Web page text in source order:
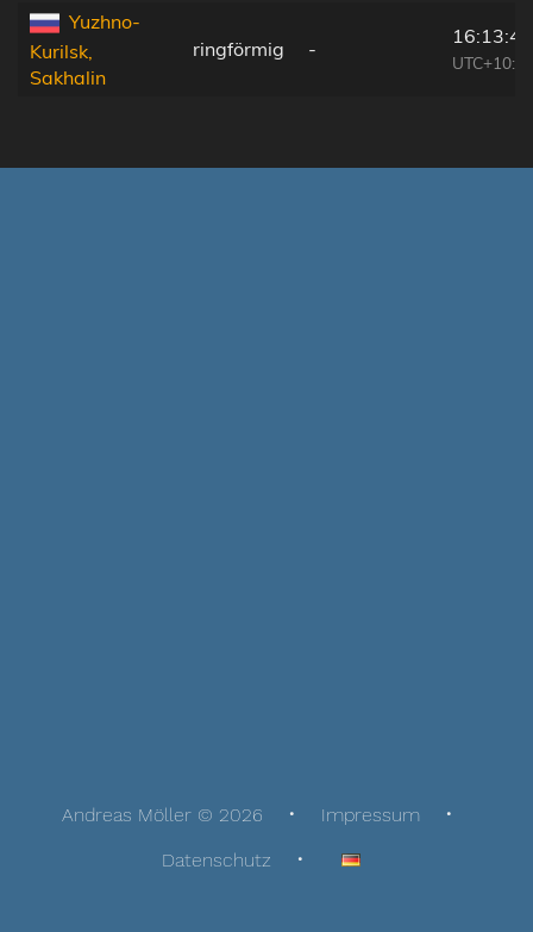
Yuzhno-
Kurilsk,
Sakhalin
ringförmig -
16:13:42
UTC+10:14
Andreas Möller © 2026
Impressum
Datenschutz